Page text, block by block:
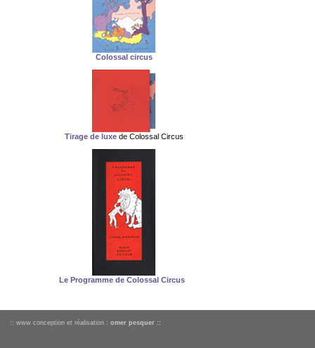
Colossal circus
Tirage de luxede Colossal Circus
Le Programme de Colossal Circus
:: www conception et réalisation : omer pesquer ::